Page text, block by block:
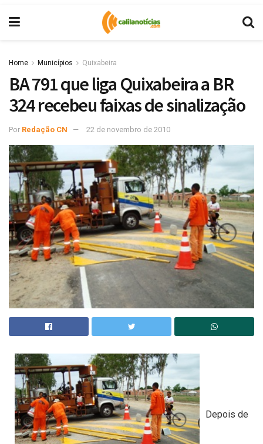
Home Municípios Quixabeira
BA 791 que liga Quixabeira a BR
324 recebeu faixas de sinalização
Por Redação CN 22 de novembro de 2010
Depois de